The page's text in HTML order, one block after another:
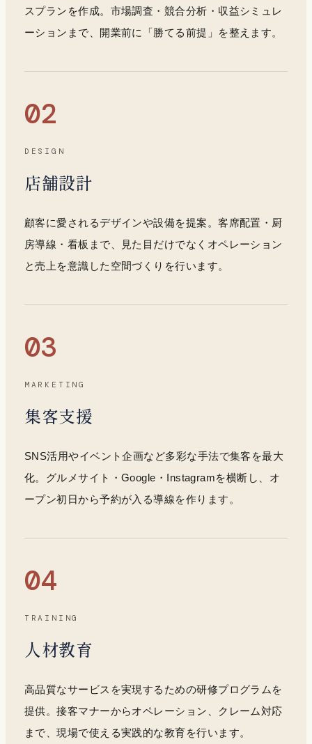
スプランを作成。市場調査・競合分析・収益シミュレ
ーションまで、開業前に「勝てる前提」を整えます。
02
DESIGN
店舗設計
顧客に愛されるデザインや設備を提案。客席配置・厨
房導線・看板まで、見た目だけでなくオペレーション
と売上を意識した空間づくりを行います。
03
MARKETING
集客支援
SNS活用やイベント企画など多彩な手法で集客を最大
化。グルメサイト・Google・Instagramを横断し、オ
ープン初日から予約が入る導線を作ります。
04
TRAINING
人材教育
高品質なサービスを実現するための研修プログラムを
提供。接客マナーからオペレーション、クレーム対応
まで、現場で使える実践的な教育を行います。